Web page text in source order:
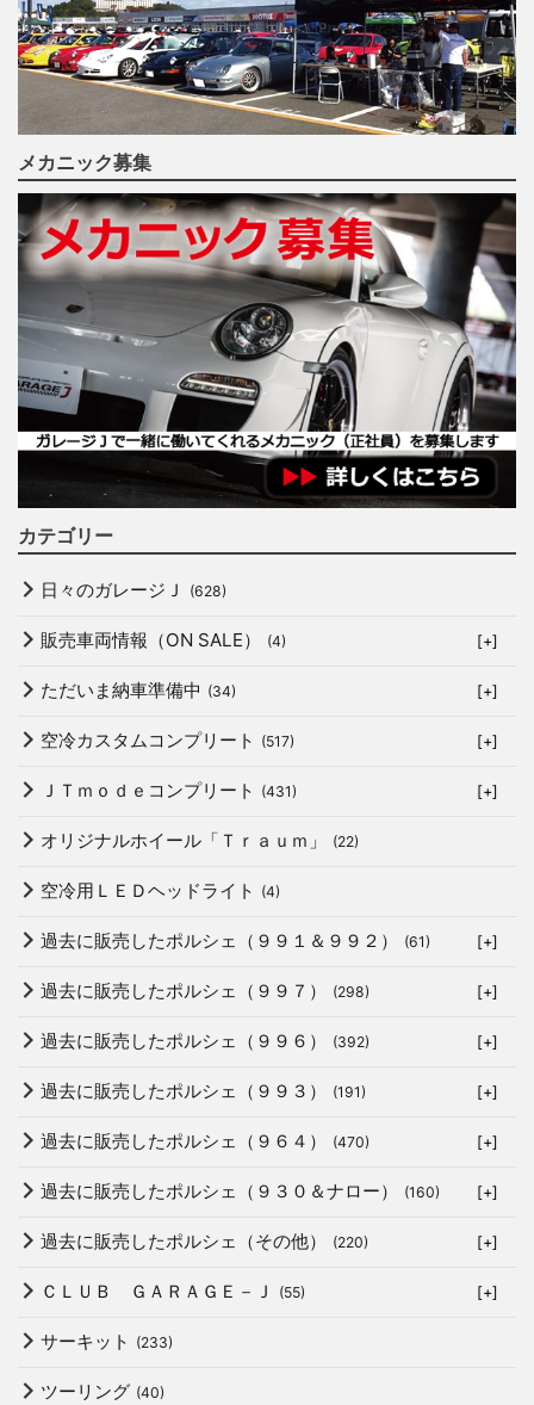
メカニック募集
カテゴリー
日々のガレージＪ (628)
販売車両情報（ON SALE） (4) [+]
ただいま納車準備中 (34) [+]
空冷カスタムコンプリート (517) [+]
ＪＴｍｏｄｅコンプリート (431) [+]
オリジナルホイール「Ｔｒａｕｍ」 (22)
空冷用ＬＥＤヘッドライト (4)
過去に販売したポルシェ（９９１＆９９２） (61) [+]
過去に販売したポルシェ（９９７） (298) [+]
過去に販売したポルシェ（９９６） (392) [+]
過去に販売したポルシェ（９９３） (191) [+]
過去に販売したポルシェ（９６４） (470) [+]
過去に販売したポルシェ（９３０＆ナロー） (160) [+]
過去に販売したポルシェ（その他） (220) [+]
ＣＬＵＢ ＧＡＲＡＧＥ－Ｊ (55) [+]
サーキット (233)
ツーリング (40)